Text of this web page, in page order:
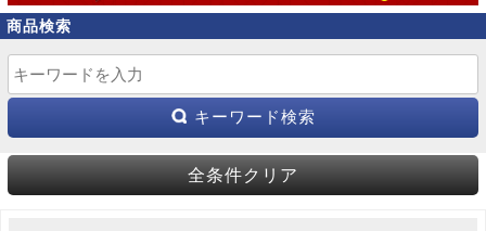
商品検索
キーワード検索
全条件クリア